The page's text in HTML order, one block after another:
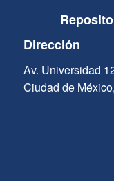
Dirección
Av. Universidad
Ciudad de